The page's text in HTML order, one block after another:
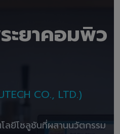
ะยาคอมพิว
CO., LTD.)
ลยีโซลูชันที่ผสานนวัตกรรม